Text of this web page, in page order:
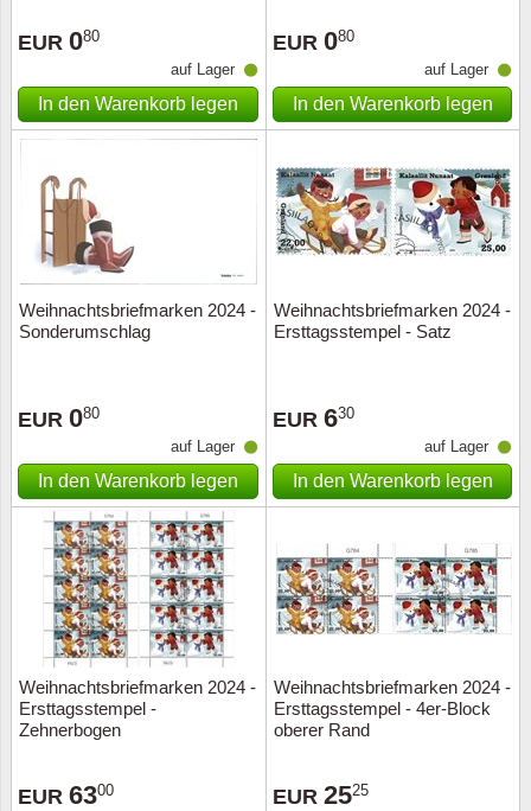
EUR 080
auf Lager
In den Warenkorb legen
EUR 080
auf Lager
In den Warenkorb legen
Weihnachtsbriefmarken 2024 -
Sonderumschlag
EUR 080
auf Lager
In den Warenkorb legen
Weihnachtsbriefmarken 2024 -
Ersttagsstempel - Satz
EUR 630
auf Lager
In den Warenkorb legen
Weihnachtsbriefmarken 2024 -
Ersttagsstempel -
Zehnerbogen
EUR 6300
Weihnachtsbriefmarken 2024 -
Ersttagsstempel - 4er-Block
oberer Rand
EUR 2525
Sondermappen
Weihnachtsaufhänger
Andere Sammlerstücke
Anderes Zubehör